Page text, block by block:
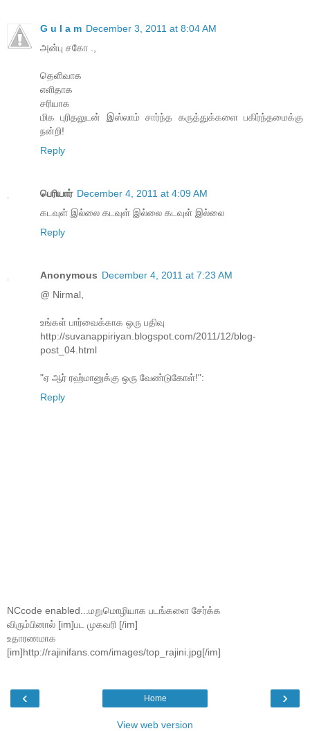
G u l a m December 3, 2011 at 8:04 AM
அன்பு சகோ .,
தெளிவாக
எளிதாக
சரியாக
மிக புரிதலுடன் இஸ்லாம் சார்ந்த கருத்துக்களை பகிர்ந்தமைக்கு
நன்றி!
Reply
பெரியார் December 4, 2011 at 4:09 AM
கடவுள் இல்லை கடவுள் இல்லை கடவுள் இல்லை
Reply
Anonymous December 4, 2011 at 7:23 AM
@ Nirmal,
உங்கள் பார்வைக்காக ஒரு பதிவு
http://suvanappiriyan.blogspot.com/2011/12/blog-
post_04.html
"ஏ ஆர் ரஹ்மானுக்கு ஒரு வேண்டுகோள்!":
Reply
NCcode enabled...மறுமொழியாக படங்களை சேர்க்க
விரும்பினால் [im]பட முகவரி [/im]
உதாரணமாக
[im]http://rajinifans.com/images/top_rajini.jpg[/im]
‹ ›
Home
View web version